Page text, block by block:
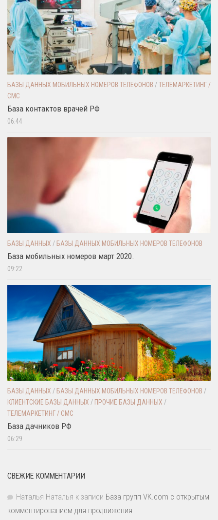
БАЗЫ ДАННЫХ МОБИЛЬНЫХ НОМЕРОВ ТЕЛЕФОНОВ /ТЕЛЕМАРКЕТИНГ /
СМС
База контактов врачей РФ
06:44
БАЗЫ ДАННЫХ / БАЗЫ ДАННЫХ МОБИЛЬНЫХ НОМЕРОВ ТЕЛЕФОНОВ
База мобильных номеров март 2020.
09:22
БАЗЫ ДАННЫХ / БАЗЫ ДАННЫХ МОБИЛЬНЫХ НОМЕРОВ ТЕЛЕФОНОВ /
КЛИЕНТСКИЕ БАЗЫ ДАННЫХ / ПРОЧИЕ БАЗЫ ДАННЫХ /
ТЕЛЕМАРКЕТИНГ / СМС
База дачников РФ
06:29
СВЕЖИЕ КОММЕНТАРИИ
Наталья Наталья к записи База групп VK.com с открытым
комментированием для продвижения